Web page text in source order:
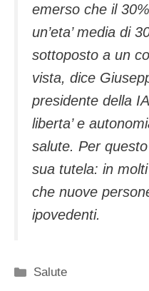
emerso che il
un’eta’ media di
sottoposto a un
vista, dice
presidente della
liberta’ e
salute. Per
sua tutela: in
che nuove
ipovedenti.
Categorie
Salute